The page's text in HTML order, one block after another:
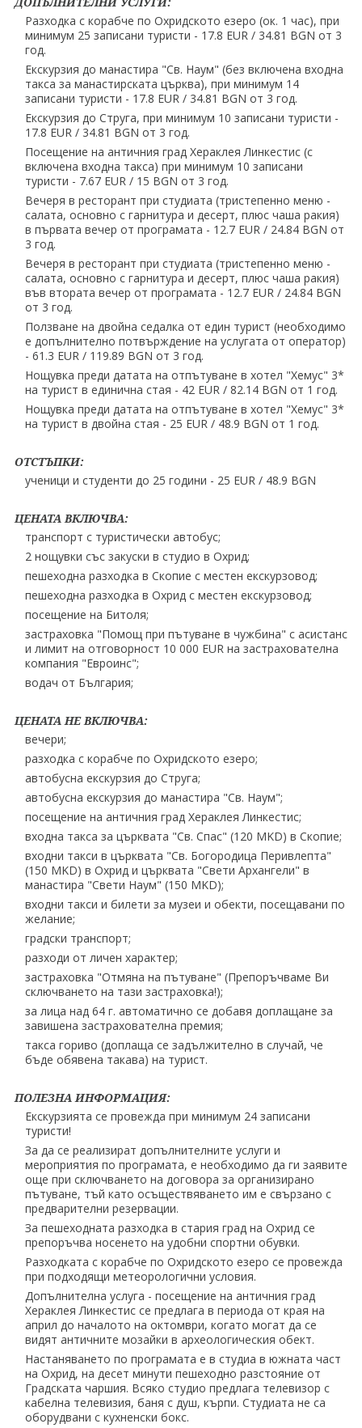
Разходка с корабче по Охридското езеро (ок. 1 час), при
минимум 25 записани туристи - 17.8 EUR ∕ 34.81 BGN от 3
год.
Екскурзия до манастира "Св. Наум" (без включена входна
такса за манастирската църква), при минимум 14
записани туристи - 17.8 EUR ∕ 34.81 BGN от 3 год.
Екскурзия до Струга, при минимум 10 записани туристи -
17.8 EUR ∕ 34.81 BGN от 3 год.
Посещение на античния град Хераклея Линкестис (с
включена входна такса) при минимум 10 записани
туристи - 7.67 EUR ∕ 15 BGN от 3 год.
Вечеря в ресторант при студиата (тристепенно меню -
салата, основно с гарнитура и десерт, плюс чаша ракия)
в първата вечер от програмата - 12.7 EUR ∕ 24.84 BGN от
3 год.
Вечеря в ресторант при студиата (тристепенно меню -
салата, основно с гарнитура и десерт, плюс чаша ракия)
във втората вечер от програмата - 12.7 EUR ∕ 24.84 BGN
от 3 год.
Ползване на двойна седалка от един турист (необходимо
е допълнително потвърждение на услугата от оператор)
- 61.3 EUR ∕ 119.89 BGN от 3 год.
Нощувка преди датата на отпътуване в хотел "Хемус" 3*
на турист в единична стая - 42 EUR ∕ 82.14 BGN от 1 год.
Нощувка преди датата на отпътуване в хотел "Хемус" 3*
на турист в двойна стая - 25 EUR ∕ 48.9 BGN от 1 год.
ОТСТЪПКИ:
ученици и студенти до 25 години - 25 EUR ∕ 48.9 BGN
ЦЕНАТА ВКЛЮЧВА:
транспорт с туристически автобус;
2 нощувки със закуски в студио в Охрид;
пешеходна разходка в Скопие с местен екскурзовод;
пешеходна разходка в Охрид с местен екскурзовод;
посещение на Битоля;
застраховка "Помощ при пътуване в чужбина" с асистанс
и лимит на отговорност 10 000 EUR на застрахователна
компания "Евроинс";
водач от България;
ЦЕНАТА НЕ ВКЛЮЧВА:
вечери;
разходка с корабче по Охридското езеро;
автобусна екскурзия до Струга;
автобусна екскурзия до манастира "Св. Наум";
посещение на античния град Хераклея Линкестис;
входна такса за църквата "Св. Спас" (120 MKD) в Скопие;
входни такси в църквата "Св. Богородица Перивлепта"
(150 MKD) в Охрид и църквата "Свети Архангели" в
манастира "Свети Наум" (150 MKD);
входни такси и билети за музеи и обекти, посещавани по
желание;
градски транспорт;
разходи от личен характер;
застраховка "Отмяна на пътуване" (Препоръчваме Ви
сключването на тази застраховка!);
за лица над 64 г. автоматично се добавя доплащане за
завишена застрахователна премия;
такса гориво (доплаща се задължително в случай, че
бъде обявена такава) на турист.
ПОЛЕЗНА ИНФОРМАЦИЯ:
Екскурзията се провежда при минимум 24 записани
туристи!
За да се реализират допълнителните услуги и
мероприятия по програмата, е необходимо да ги заявите
още при сключването на договора за организирано
пътуване, тъй като осъществяването им е свързано с
предварителни резервации.
За пешеходната разходка в стария град на Охрид се
препоръчва носенето на удобни спортни обувки.
Разходката с корабче по Охридското езеро се провежда
при подходящи метеорологични условия.
Допълнителна услуга - посещение на античния град
Хераклея Линкестис се предлага в периода от края на
април до началото на октомври, когато могат да се
видят античните мозайки в археологическия обект.
Настаняването по програмата е в студиа в южната част
на Охрид, на десет минути пешеходно разстояние от
Градската чаршия. Всяко студио предлага телевизор с
кабелна телевизия, баня с душ, кърпи. Студиата не са
оборудвани с кухненски бокс.